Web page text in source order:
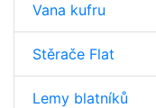
Vana kufru
Stěrače Flat
Lemy blatníků